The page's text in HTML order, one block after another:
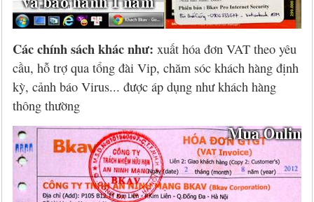
Các chính sách khác như: xuất hóa đơn VAT theo yêu
cầu, hỗ trợ qua tổng đài Vip, chăm sóc khách hàng định
kỳ, cảnh báo Virus... được áp dụng như khách hàng
thông thường